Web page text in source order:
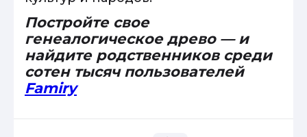
Постройте свое
генеалогическое древо — и
найдите родственников среди
сотен тысяч пользователей
Famiry